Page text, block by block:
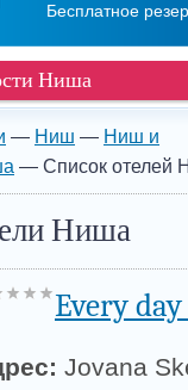
Бесплатное
Ниша
— Ниш — Ниш и
— Список отелей
Ниша
Every day
Jovana